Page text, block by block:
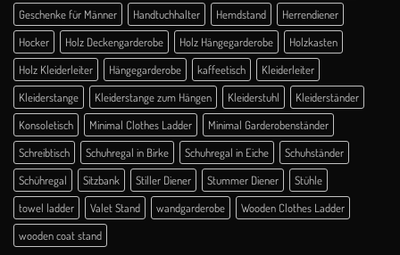
Geschenke für Männer
Handtuchhalter Hemdstand
Herrendiener
Hocker
Holz Deckengarderobe Holz Hängegarderobe
Holzkasten
Holz Kleiderleiter
Hängegarderobe kaffeetisch
Kleiderleiter
Kleiderstange
Kleiderstange zum Hängen Kleiderstuhl
Kleiderständer
Konsoletisch
Minimal Clothes Ladder
Minimal Garderobenständer
Schreibtisch
Schuhregal in Birke Schuhregal in Eiche
Schuhständer
Schühregal
Sitzbank Stiller Diener Stummer Diener
Stühle
towel ladder
Valet Stand wandgarderobe
Wooden Clothes Ladder
wooden coat stand